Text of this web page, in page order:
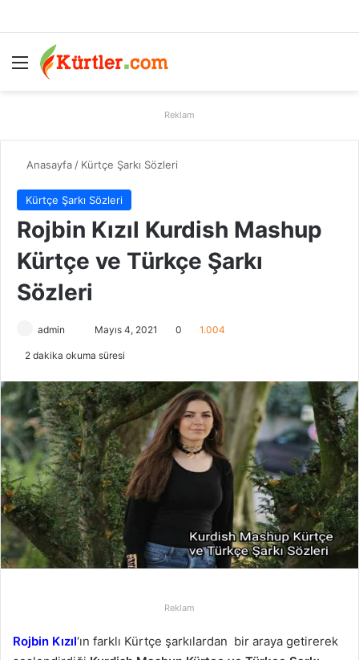
Menü
Reklam
Anasayfa / Kürtçe Şarkı Sözleri
Kürtçe Şarkı Sözleri
Rojbin Kızıl Kurdish Mashup
Kürtçe ve Türkçe Şarkı
Sözleri
admin
e
-
p
o
s
t
a
g
ö
n
m
e
Mayıs 4, 2021 0 1.004
2 dakika okuma süresi
Reklam
Rojbin Kızıl‘ın farklı Kürtçe şarkılardan bir araya getirerek